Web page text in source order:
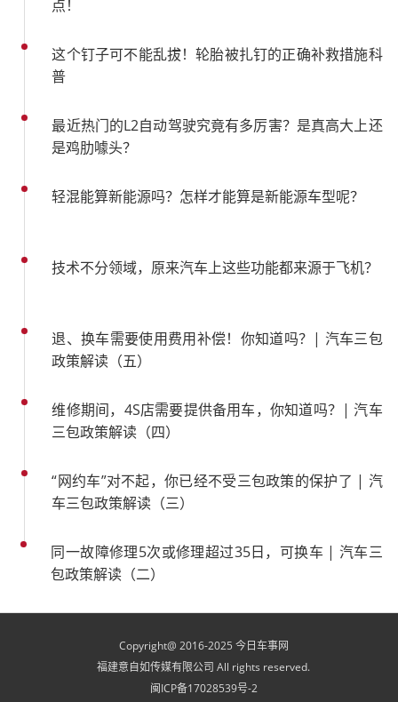
点！
这个钉子可不能乱拔！轮胎被扎钉的正确补救措施科
普
最近热门的L2自动驾驶究竟有多厉害？是真高大上还
是鸡肋噱头？
轻混能算新能源吗？怎样才能算是新能源车型呢？
技术不分领域，原来汽车上这些功能都来源于飞机？
退、换车需要使用费用补偿！你知道吗？| 汽车三包
政策解读（五）
维修期间，4S店需要提供备用车，你知道吗？| 汽车
三包政策解读（四）
“网约车”对不起，你已经不受三包政策的保护了 | 汽
车三包政策解读（三）
同一故障修理5次或修理超过35日，可换车 | 汽车三
包政策解读（二）
Copyright@ 2016-2025 今日车事网
福建意自如传媒有限公司 All rights reserved.
闽ICP备17028539号-2